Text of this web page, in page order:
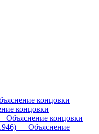
концовки
концовки
Объяснение концовки
— Объяснение